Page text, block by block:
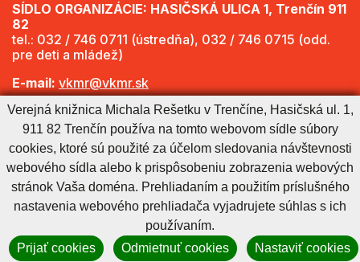
SÍDLO ORGANIZÁCIE: HASIČSKÁ ULICA 1, Trenčín 911
82
tel.: 032 / 746 0711 (ústredňa), 032 / 746 0715 (odd.
pre deti a mládež)
E-mail: vkmr@vkmr.sk
Web: http://www.vkmr.sk
Viac informácií - Otváracie hodiny
Cookies nastavenieCookies - viac informáciíVyhlásenie o prístupnosti
Technický prevádzkovateľ
Správca obsahu
GenerujeCMS BUXUS
Verejná knižnica Michala Rešetku v Trenčíne, Hasičská ul. 1,
911 82 Trenčín používa na tomto webovom sídle súbory
cookies, ktoré sú použité za účelom sledovania návštevnosti
webového sídla alebo k prispôsobeniu zobrazenia webových
stránok Vaša doména. Prehliadaním a použitím príslušného
nastavenia webového prehliadača vyjadrujete súhlas s ich
používaním.
Prijať cookies
Odmietnuť cookies Nastaviť cookies